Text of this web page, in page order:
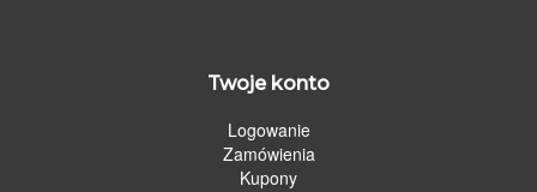
Twoje konto
Logowanie
Zamówienia
Kupony